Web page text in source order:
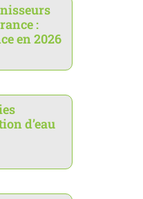
:
en 2026
d’eau